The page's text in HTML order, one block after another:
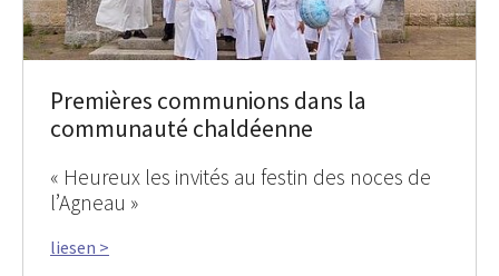
Premières communions dans la
communauté chaldéenne
« Heureux les invités au festin des noces de
l’Agneau »
liesen >